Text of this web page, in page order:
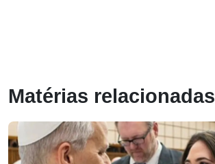
Matérias relacionadas